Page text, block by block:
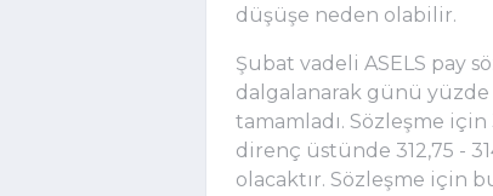
düşüşe neden olabilir.
Şubat vadeli ASELS pay
dalgalanarak günü yüzde
tamamladı. Sözleşme
direnç üstünde 312,75 -
olacaktır. Sözleşme için